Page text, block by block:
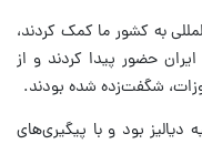
و نهاد بین‌المللی به کشور ما کمک کردند،
حضور پیدا کردند و از
شگفت‌زده شده بودند.
بود و با پیگیری‌های